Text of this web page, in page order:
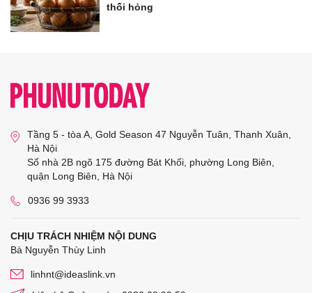
thối hỏng
Tầng 5 - tòa A, Gold Season 47 Nguyễn Tuân, Thanh Xuân,
Hà Nội
Số nhà 2B ngõ 175 đường Bát Khối, phường Long Biên,
quận Long Biên, Hà Nội
0936 99 3933
CHỊU TRÁCH NHIỆM NỘI DUNG
Bà Nguyễn Thùy Linh
linhnt@ideaslink.vn